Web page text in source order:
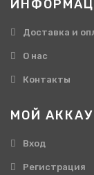
Доставка и
О нас
Контакты
МОЙ
Вход
Регистрация